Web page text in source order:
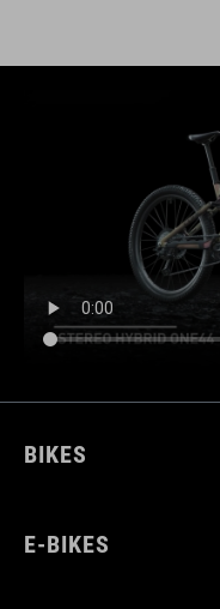
BIKES
E-BIKES